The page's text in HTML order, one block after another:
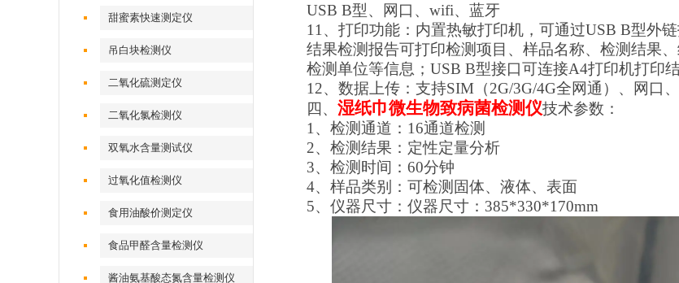
甜蜜素快速测定仪
吊白块检测仪
二氧化硫测定仪
二氧化氯检测仪
双氧水含量测试仪
过氧化值检测仪
食用油酸价测定仪
食品甲醛含量检测仪
酱油氨基酸态氮含量检测仪
USB B型、网口、wifi、蓝牙
11、打印功能：内置热敏打印机，可通过USB B型外
结果检测报告可打印检测项目、样品名称、检测结果
检测单位等信息；USB B型接口可连接A4打印机打印结
12、数据上传：支持SIM（2G/3G/4G全网通）、网口
四、 湿纸巾微生物致病菌检测仪技术参数：
1、检测通道：16通道检测
2、检测结果：定性定量分析
3、检测时间：60分钟
4、样品类别：可检测固体、液体、表面
5、仪器尺寸：仪器尺寸：385*330*170mm